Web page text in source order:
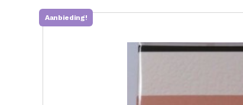
Aanbieding!